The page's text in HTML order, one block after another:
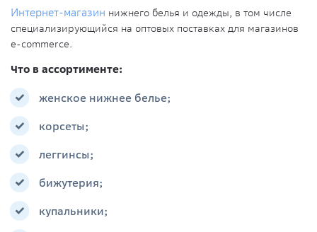
Интернет-магазин нижнего белья и одежды, в том числе
специализирующийся на оптовых поставках для магазинов
e-commerce.
Что в ассортименте:
женское нижнее белье;
корсеты;
леггинсы;
бижутерия;
купальники;